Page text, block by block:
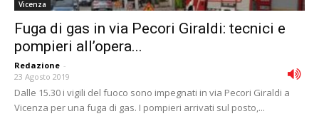
Vicenza
Fuga di gas in via Pecori Giraldi: tecnici e
pompieri all’opera...
Redazione -
23 Agosto 2019
Dalle 15.30 i vigili del fuoco sono impegnati in via Pecori Giraldi a
Vicenza per una fuga di gas. I pompieri arrivati sul posto,...